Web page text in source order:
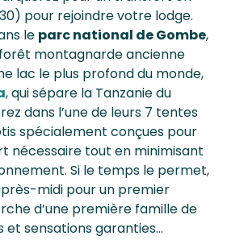
pour rejoindre votre lodge.
le parc national de Gombe,
montagnarde ancienne
lac le plus profond du monde,
, qui sépare la Tanzanie du
dans l’une de leurs 7 tentes
spécialement conçues pour
nécessaire tout en minimisant
Si le temps le permet,
midi pour un premier
d’une première famille de
et sensations garanties…